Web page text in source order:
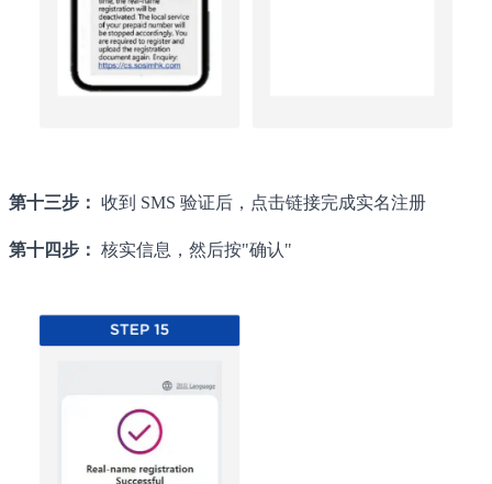
第十三步： 收到 SMS 验证后，点击链接完成实名注册
第十四步： 核实信息，然后按"确认"